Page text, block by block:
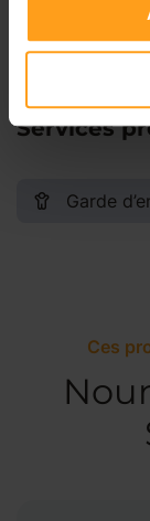
Services
Garde
Ces